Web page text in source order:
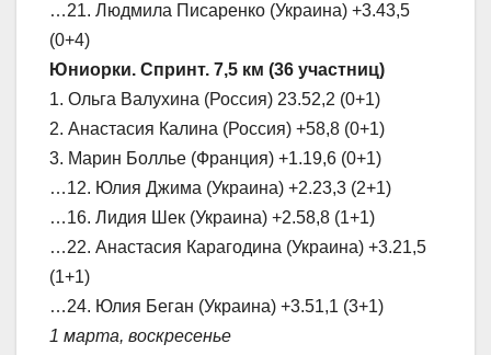
…21. Людмила Писаренко (Украина) +3.43,5
(0+4)
Юниорки. Спринт. 7,5 км (36 участниц)
1. Ольга Валухина (Россия) 23.52,2 (0+1)
2. Анастасия Калина (Россия) +58,8 (0+1)
3. Марин Боллье (Франция) +1.19,6 (0+1)
…12. Юлия Джима (Украина) +2.23,3 (2+1)
…16. Лидия Шек (Украина) +2.58,8 (1+1)
…22. Анастасия Карагодина (Украина) +3.21,5
(1+1)
…24. Юлия Беган (Украина) +3.51,1 (3+1)
1 марта, воскресенье